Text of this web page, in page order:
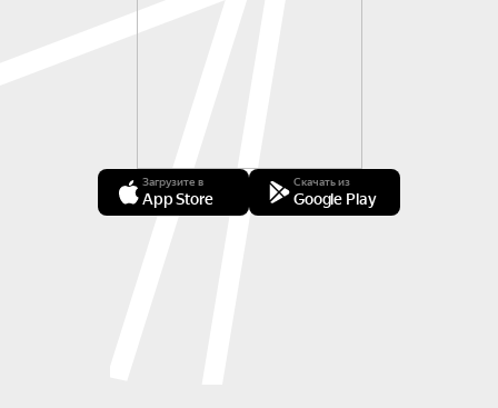
Загрузите в
App Store
Скачать из
Google Play